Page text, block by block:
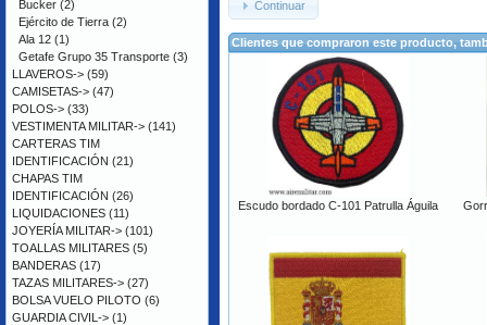
Continuar
Clientes que compraron este producto,
Escudo bordado C-101 Patrulla Águila
Bucker (2)
Ejército de Tierra (2)
Ala 12 (1)
Getafe Grupo 35 Transporte (3)
LLAVEROS-> (59)
CAMISETAS-> (47)
POLOS-> (33)
VESTIMENTA MILITAR-> (141)
CARTERAS TIM
IDENTIFICACIÓN (21)
CHAPAS TIM
IDENTIFICACIÓN (26)
LIQUIDACIONES (11)
JOYERÍA MILITAR-> (101)
TOALLAS MILITARES (5)
BANDERAS (17)
TAZAS MILITARES-> (27)
BOLSA VUELO PILOTO (6)
GUARDIA CIVIL-> (1)